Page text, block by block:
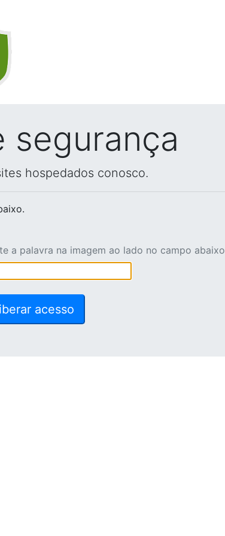
segurança
hospedados conosco.
a palavra na imagem ao lado no campo abaixo